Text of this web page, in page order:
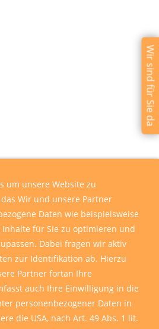
Wir sind für Sie da
um unsere Website zu
Wir und unsere Partner
Daten wie beispielsweise
Inhalte für Sie zu optimieren und
Dabei fragen wir aktiv
zur Identifikation ab. Hierzu
Partner fortan Ihre
auch Ihre Einwilligung in die
personenbezogener Daten in
die USA, nach Art. 49 Abs. 1 lit.